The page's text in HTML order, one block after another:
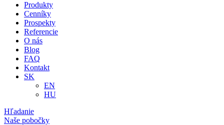
Produkty
Cenníky
Prospekty
Referencie
O nás
Blog
FAQ
Kontakt
SK
EN
HU
Hľadanie
Naše pobočky